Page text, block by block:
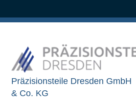
Präzisionsteile Dresden GmbH
& Co. KG